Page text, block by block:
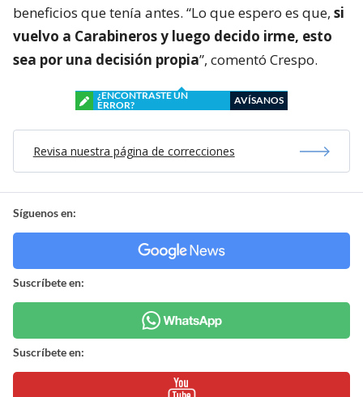
beneficios que tenía antes. “Lo que espero es que, si
vuelvo a Carabineros y luego decido irme, esto
sea por una decisión propia”, comentó Crespo.
¿ENCONTRASTE UN
ERROR?
AVÍSANOS
Revisa nuestra página de correcciones
Síguenos en:
Suscríbete en:
Suscríbete en: